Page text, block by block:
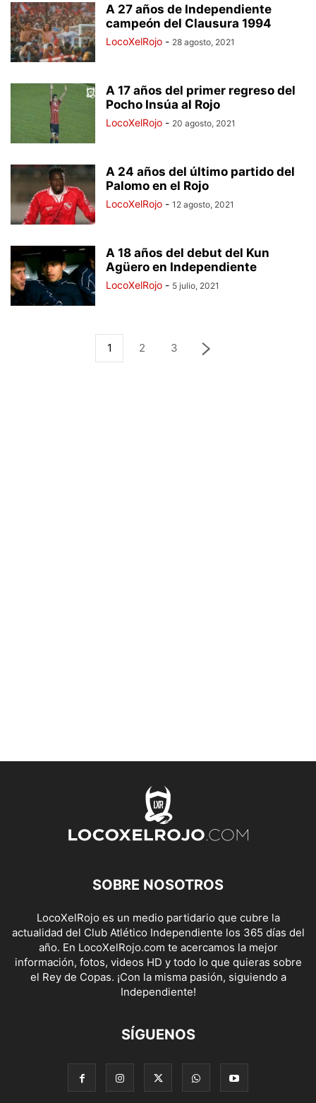
A 27 años de Independiente
campeón del Clausura 1994
LocoXelRojo - 28 agosto, 2021
A 17 años del primer regreso del
Pocho Insúa al Rojo
LocoXelRojo - 20 agosto, 2021
A 24 años del último partido del
Palomo en el Rojo
LocoXelRojo - 12 agosto, 2021
A 18 años del debut del Kun
Agüero en Independiente
LocoXelRojo - 5 julio, 2021
1 2 3
SOBRE NOSOTROS
LocoXelRojo es un medio partidario que cubre la
actualidad del Club Atlético Independiente los 365 días del
año. En LocoXelRojo.com te acercamos la mejor
información, fotos, videos HD y todo lo que quieras sobre
el Rey de Copas. ¡Con la misma pasión, siguiendo a
Independiente!
SÍGUENOS